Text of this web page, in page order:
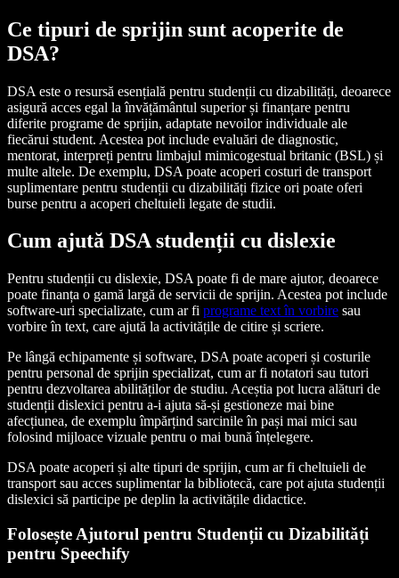
Ce tipuri de sprijin sunt acoperite de
DSA?
DSA este o resursă esențială pentru studenții cu dizabilități, deoarece
asigură acces egal la învățământul superior și finanțare pentru
diferite programe de sprijin, adaptate nevoilor individuale ale
fiecărui student. Acestea pot include evaluări de diagnostic,
mentorat, interpreți pentru limbajul mimicogestual britanic (BSL) și
multe altele. De exemplu, DSA poate acoperi costuri de transport
suplimentare pentru studenții cu dizabilități fizice ori poate oferi
burse pentru a acoperi cheltuieli legate de studii.
Cum ajută DSA studenții cu dislexie
Pentru studenții cu dislexie, DSA poate fi de mare ajutor, deoarece
poate finanța o gamă largă de servicii de sprijin. Acestea pot include
software-uri specializate, cum ar fi programe text în vorbire sau
vorbire în text, care ajută la activitățile de citire și scriere.
Pe lângă echipamente și software, DSA poate acoperi și costurile
pentru personal de sprijin specializat, cum ar fi notatori sau tutori
pentru dezvoltarea abilităților de studiu. Aceștia pot lucra alături de
studenții dislexici pentru a-i ajuta să-și gestioneze mai bine
afecțiunea, de exemplu împărțind sarcinile în pași mai mici sau
folosind mijloace vizuale pentru o mai bună înțelegere.
DSA poate acoperi și alte tipuri de sprijin, cum ar fi cheltuieli de
transport sau acces suplimentar la bibliotecă, care pot ajuta studenții
dislexici să participe pe deplin la activitățile didactice.
Folosește Ajutorul pentru Studenții cu Dizabilități
pentru Speechify